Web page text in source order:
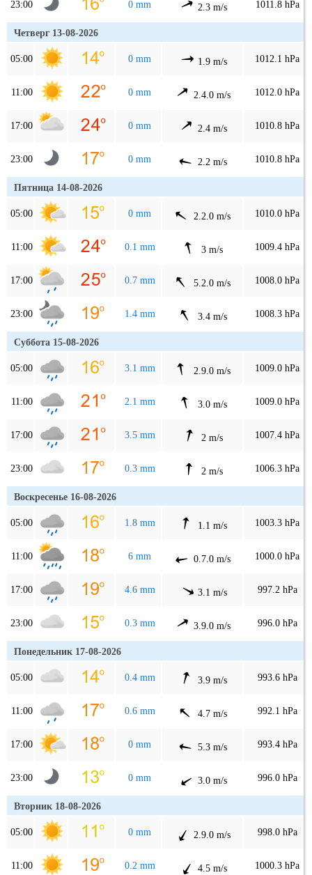
23:00 0 mm 2.3 m/s 1011.8 hPa
Четверг 13-08-2026
05:00 0 mm 1.9 m/s 1012.1 hPa
11:00 0 mm 2.4.0 m/s 1012.0 hPa
17:00 0 mm 2.4 m/s 1010.8 hPa
23:00 0 mm 2.2 m/s 1010.8 hPa
Пятница 14-08-2026
05:00 0 mm 2.2.0 m/s 1010.0 hPa
11:00 0.1 mm 3 m/s 1009.4 hPa
17:00 0.7 mm 5.2.0 m/s 1008.0 hPa
23:00 1.4 mm 3.4 m/s 1008.3 hPa
Суббота 15-08-2026
05:00 3.1 mm 2.9.0 m/s 1009.0 hPa
11:00 2.1 mm 3.0 m/s 1009.0 hPa
17:00 3.5 mm 2 m/s 1007.4 hPa
23:00 0.3 mm 2 m/s 1006.3 hPa
Воскресенье 16-08-2026
05:00 1.8 mm 1.1 m/s 1003.3 hPa
11:00 6 mm 0.7.0 m/s 1000.0 hPa
17:00 4.6 mm 3.1 m/s 997.2 hPa
23:00 0.3 mm 3.9.0 m/s 996.0 hPa
Понедельник 17-08-2026
05:00 0.4 mm 3.9 m/s 993.6 hPa
11:00 0.6 mm 4.7 m/s 992.1 hPa
17:00 0 mm 5.3 m/s 993.4 hPa
23:00 0 mm 3.0 m/s 996.0 hPa
Вторник 18-08-2026
05:00 0 mm 2.9.0 m/s 998.0 hPa
11:00 0.2 mm 4.5 m/s 1000.3 hPa